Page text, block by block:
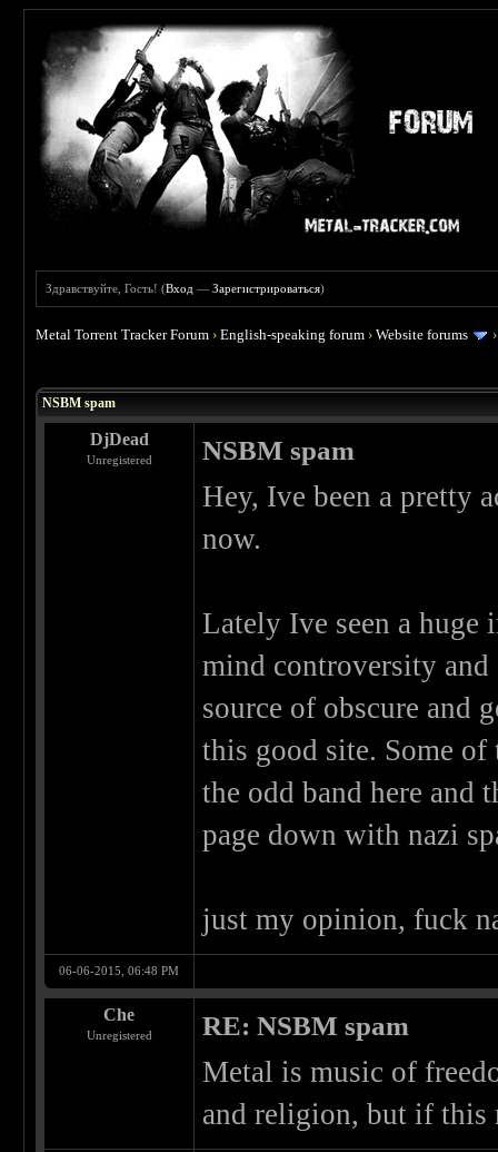
Здравствуйте, Гость! (Вход —Зарегистрироваться)
Metal Torrent Tracker Forum ›English-speaking forum ›Website forums
NSBM spam
DjDead
Unregistered NSBM spam
Hey, Ive been a pretty
now.
Lately Ive seen a huge
mind controversity
source of obscure and
this good site. Some
the odd band here and
page down with nazi
just my opinion, fuck
06-06-2015, 06:48 PM
Che
Unregistered RE: NSBM spam
Metal is music of
and religion, but if this